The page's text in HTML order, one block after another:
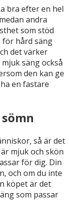
bra efter en hel
andra
som stöd
för hård säng
det värker
säng också
den kan ge
en fastare
så är det
mjuk och skön
för dig. Din
och om du inte
köpet är det
som passar